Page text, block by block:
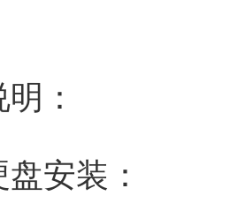
：
安装：